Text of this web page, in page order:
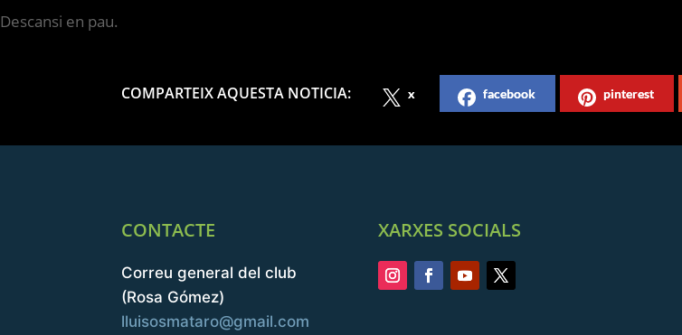
Descansi en pau.
COMPARTEIX AQUESTA NOTICIA: x facebook pinterest
CONTACTE
Correu general del club
(Rosa Gómez)
lluisosmataro@gmail.com
XARXES SOCIALS